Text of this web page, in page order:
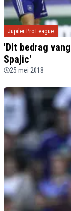
Jupiler Pro League
'Dit bedrag
Spajic'
25 mei 2018